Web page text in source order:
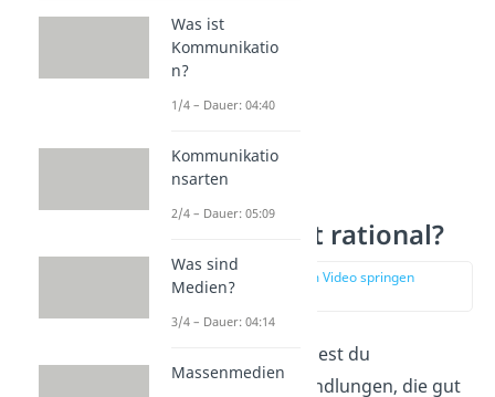
Was bedeutet rational?
zur Stelle im Video springen
Als rational bezeichnest du
Denkweisen und Handlungen, die gut
Was ist
Kommunikatio
n?
1/4 – Dauer: 04:40
Kommunikatio
nsarten
2/4 – Dauer: 05:09
Was sind
Medien?
3/4 – Dauer: 04:14
Massenmedien